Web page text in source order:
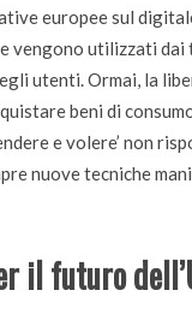
europee sul
vengono utilizzati
utenti. Ormai, la
beni di
e volere’ non
nuove tecniche
il futuro